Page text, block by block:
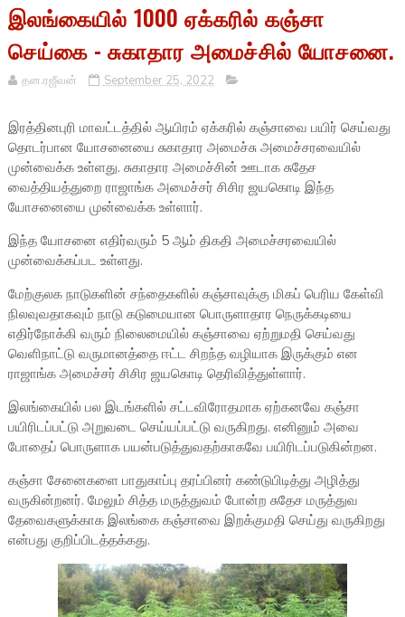
இலங்கையில் 1000 ஏக்கரில் கஞ்சா
செய்கை - சுகாதார அமைச்சில் யோசனை.
தன.ரஜீவன் September 25, 2022
இரத்தினபுரி மாவட்டத்தில் ஆயிரம் ஏக்கரில் கஞ்சாவை பயிர் செய்வது
தொடர்பான யோசனையை சுகாதார அமைச்சு அமைச்சரவையில்
முன்வைக்க உள்ளது. சுகாதார அமைச்சின் ஊடாக சுதேச
வைத்தியத்துறை ராஜாங்க அமைச்சர் சிசிர ஜயகொடி இந்த
யோசனையை முன்வைக்க உள்ளார்.
இந்த யோசனை எதிர்வரும் 5 ஆம் திகதி அமைச்சரவையில்
முன்வைக்கப்பட உள்ளது.
மேற்குலக நாடுகளின் சந்தைகளில் கஞ்சாவுக்கு மிகப் பெரிய கேள்வி
நிலவுவதாகவும் நாடு கடுமையான பொருளாதார நெருக்கடியை
எதிர்நோக்கி வரும் நிலைமையில் கஞ்சாவை ஏற்றுமதி செய்வது
வெளிநாட்டு வருமானத்தை ஈட்ட சிறந்த வழியாக இருக்கும் என
ராஜாங்க அமைச்சர் சிசிர ஜயகொடி தெரிவித்துள்ளார்.
இலங்கையில் பல இடங்களில் சட்டவிரோதமாக ஏற்கனவே கஞ்சா
பயிரிடப்பட்டு அறுவடை செய்யப்பட்டு வருகிறது. எனினும் அவை
போதைப் பொருளாக பயன்படுத்துவதற்காகவே பயிரிடப்படுகின்றன.
கஞ்சா சேனைகளை பாதுகாப்பு தரப்பினர் கண்டுபிடித்து அழித்து
வருகின்றனர். மேலும் சித்த மருத்துவம் போன்ற சுதேச மருத்துவ
தேவைகளுக்காக இலங்கை கஞ்சாவை இறக்குமதி செய்து வருகிறது
என்பது குறிப்பிடத்தக்கது.